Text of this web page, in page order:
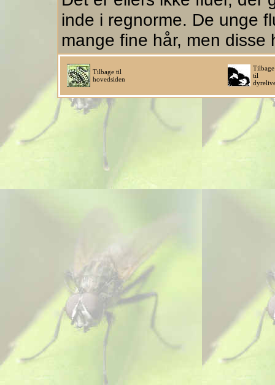
inde i regnorme. De unge
mange fine hår, men disse
Tilbage til
hovedsiden
Tilbage
til